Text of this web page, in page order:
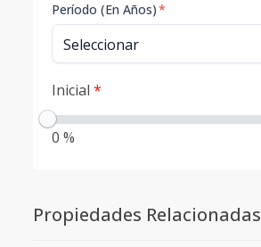
Período (En Años)*
Inicial *
0 %
Propiedades Relacionadas